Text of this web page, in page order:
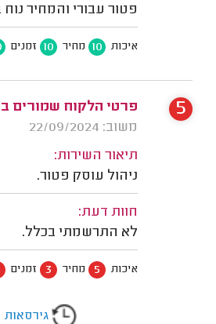
פטור עבורי והמחיר
איכות 10 מחיר 10 זמנים
פרטי הלקוח שמורים
משוב: 22/09/2024
תיאור השירות:
ניהול עוסק פטור.
חוות דעת:
לא התרשמתי בכלל.
איכות 5 מחיר 3 זמנים
5
גירסאות